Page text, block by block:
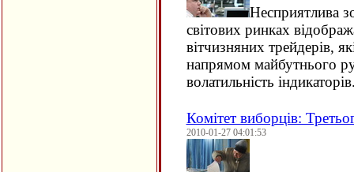
Несприятлива
світових ринках
вітчизняних трейдерів,
напрямом майбутнього
волатильність
Комітет виборців:
2010-01-27 04:01:53